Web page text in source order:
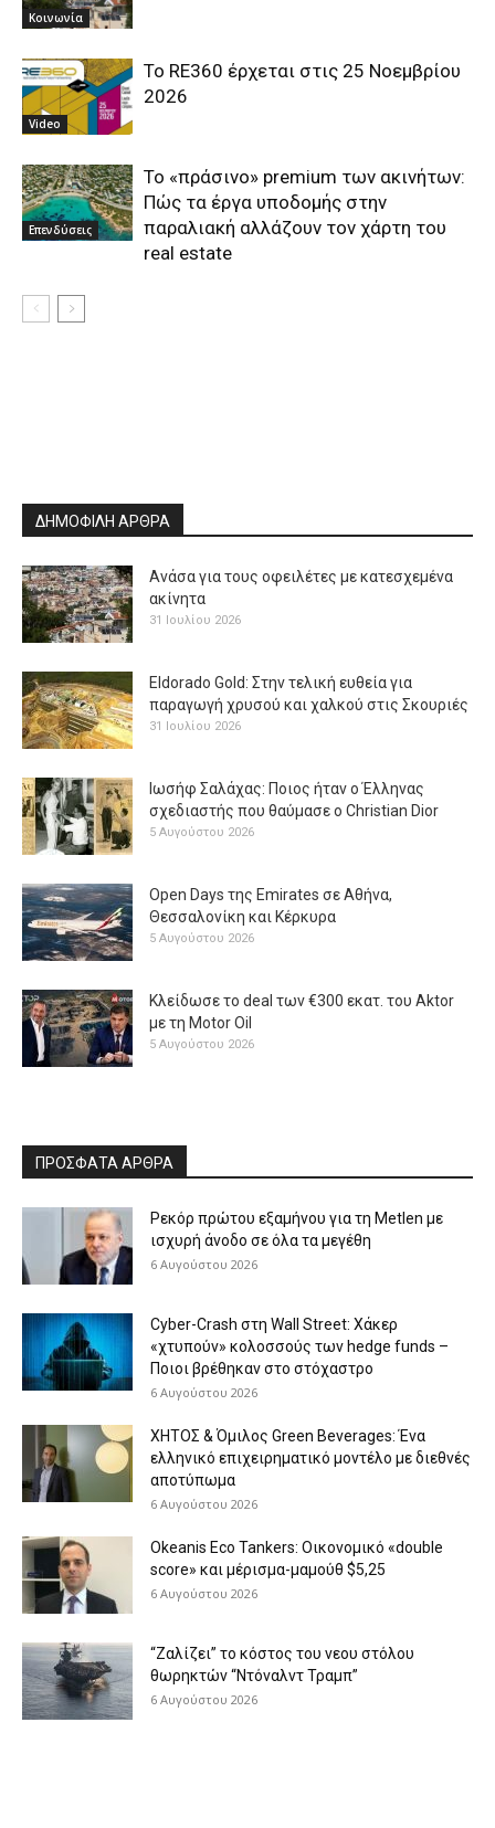
Κοινωνία
Video
Το RE360 έρχεται στις 25 Νοεμβρίου
2026
Επενδύσεις
Το «πράσινο» premium των ακινήτων:
Πώς τα έργα υποδομής στην
παραλιακή αλλάζουν τον χάρτη του
real estate
ΔΗΜΟΦΙΛΗ ΑΡΘΡΑ
Ανάσα για τους οφειλέτες με κατεσχεμένα
ακίνητα
31 Ιουλίου 2026
Eldorado Gold: Στην τελική ευθεία για
παραγωγή χρυσού και χαλκού στις Σκουριές
31 Ιουλίου 2026
Ιωσήφ Σαλάχας: Ποιος ήταν ο Έλληνας
σχεδιαστής που θαύμασε ο Christian Dior
5 Αυγούστου 2026
Open Days της Emirates σε Αθήνα,
Θεσσαλονίκη και Κέρκυρα
5 Αυγούστου 2026
Κλείδωσε το deal των €300 εκατ. του Aktor
με τη Μotor Oil
5 Αυγούστου 2026
ΠΡΟΣΦΑΤΑ ΑΡΘΡΑ
Ρεκόρ πρώτου εξαμήνου για τη Metlen με
ισχυρή άνοδο σε όλα τα μεγέθη
6 Αυγούστου 2026
Cyber-Crash στη Wall Street: Χάκερ
«χτυπούν» κολοσσούς των hedge funds –
Ποιοι βρέθηκαν στο στόχαστρο
6 Αυγούστου 2026
ΧΗΤΟΣ & Όμιλος Green Beverages: Ένα
ελληνικό επιχειρηματικό μοντέλο με διεθνές
αποτύπωμα
6 Αυγούστου 2026
Okeanis Eco Tankers: Οικονομικό «double
score» και μέρισμα-μαμούθ $5,25
6 Αυγούστου 2026
“Ζαλίζει” το κόστος του νεου στόλου
θωρηκτών “Ντόναλντ Τραμπ”
6 Αυγούστου 2026